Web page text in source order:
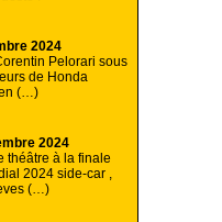
2024
Pelorari sous
de Honda
(…)
2024
théâtre à la finale
2024 side-car ,
(…)